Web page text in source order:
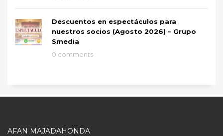
Descuentos en espectáculos para
nuestros socios (Agosto 2026) – Grupo
Smedia
0 comments
AFAN MAJADAHONDA